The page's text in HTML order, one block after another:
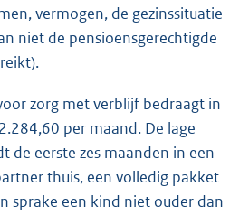
vermogen, de gezinssituatie
niet de pensioensgerechtigde
zorg met verblijf bedraagt in
per maand. De lage
de eerste zes maanden in een
thuis, een volledig pakket
sprake een kind niet ouder dan